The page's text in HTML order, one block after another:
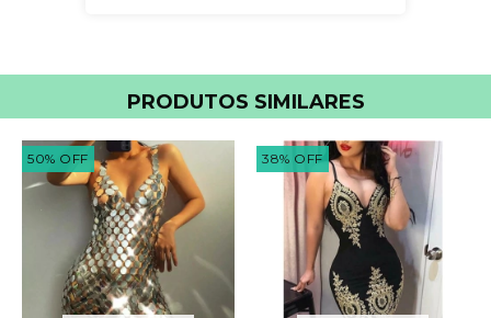
PRODUTOS SIMILARES
50% OFF 38% OFF